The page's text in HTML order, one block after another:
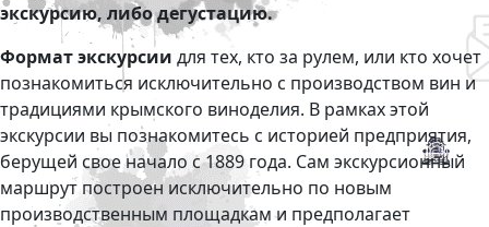
экскурсию, либо дегустацию.
Формат экскурсии для тех, кто за рулем, или кто хочет
познакомиться исключительно с производством вин и
традициями крымского виноделия. В рамках этой
экскурсии вы познакомитесь с историей предприятия,
берущей свое начало с 1889 года. Сам экскурсионный
маршрут построен исключительно по новым
производственным площадкам и предполагает